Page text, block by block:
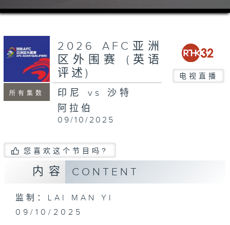
所有集数
2026 AFC亚洲
区外围赛 (英语
评述)
电视直播
印尼 vs 沙特
阿拉伯
09/10/2025
您喜欢这个节目吗?
内容 CONTENT
监制：LAI MAN YI
09/10/2025